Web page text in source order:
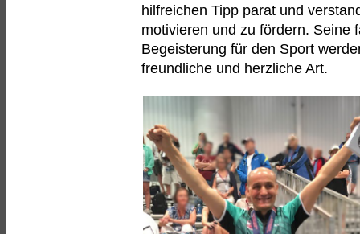
hilfreichen Tipp parat und
motivieren und zu fördern. Seine
Begeisterung für den Sport
freundliche und herzliche Art.